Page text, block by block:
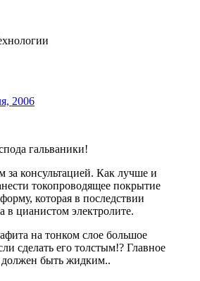
2006
гальваники!
консультацией. Как лучше и
токопроводящее покрытие
которая в последствии
в цианистом электролите.
на тонком слое большое
сделать его толстым!? Главное
должен быть жидким..